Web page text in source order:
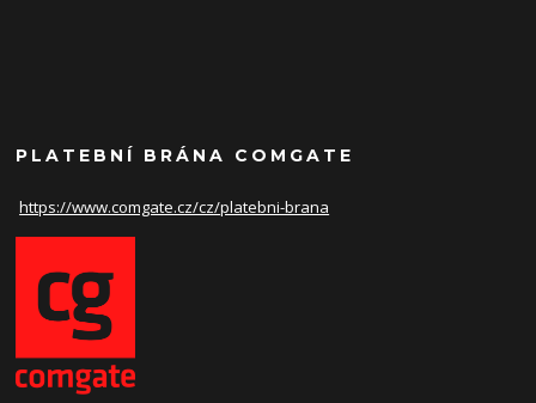
PLATEBNÍ BRÁNA COMGATE
https://www.comgate.cz/cz/platebni-brana